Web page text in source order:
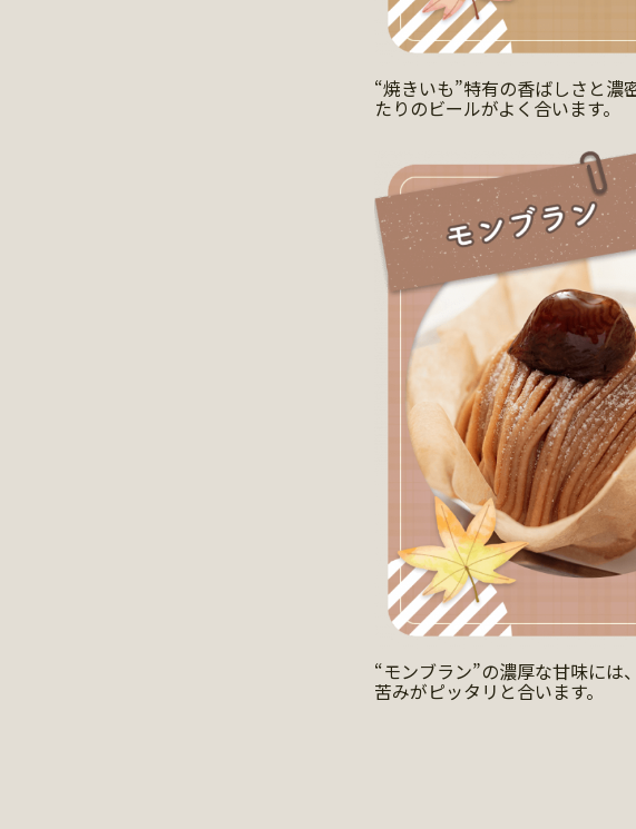
“焼きいも”特有の香ばしさと濃
たりのビールがよく合います。
“モンブラン”の濃厚な甘味には
苦みがピッタリと合います。